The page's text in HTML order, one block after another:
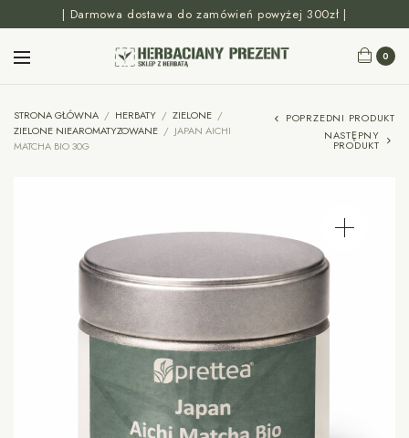
| Darmowa dostawa do zamówień powyżej 300zł |
0
STRONA GŁÓWNA / HERBATY / ZIELONE /
ZIELONE NIEAROMATYZOWANE / JAPAN AICHI
MATCHA BIO 30G
POPRZEDNI PRODUKT
NASTĘPNY
PRODUKT